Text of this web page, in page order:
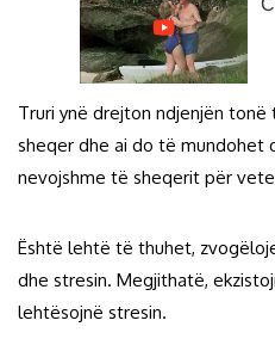
Truri ynë drejton ndjenjën
sheqer dhe ai do të mundohet
nevojshme të sheqerit për
Është lehtë të thuhet,
dhe stresin. Megjithatë,
lehtësojnë stresin.